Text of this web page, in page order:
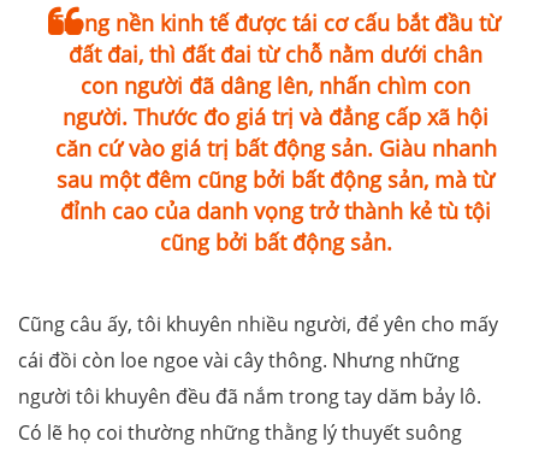
Trong nền kinh tế được tái cơ cấu bắt đầu từ
đất đai, thì đất đai từ chỗ nằm dưới chân
con người đã dâng lên, nhấn chìm con
người. Thước đo giá trị và đẳng cấp xã hội
căn cứ vào giá trị bất động sản. Giàu nhanh
sau một đêm cũng bởi bất động sản, mà từ
đỉnh cao của danh vọng trở thành kẻ tù tội
cũng bởi bất động sản.
Cũng câu ấy, tôi khuyên nhiều người, để yên cho mấy
cái đồi còn loe ngoe vài cây thông. Nhưng những
người tôi khuyên đều đã nắm trong tay dăm bảy lô.
Có lẽ họ coi thường những thằng lý thuyết suông